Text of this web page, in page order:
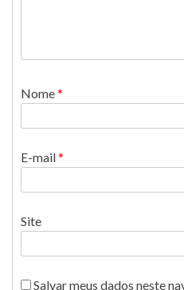
Nome*
E-mail*
Site
Salvar meus dados neste